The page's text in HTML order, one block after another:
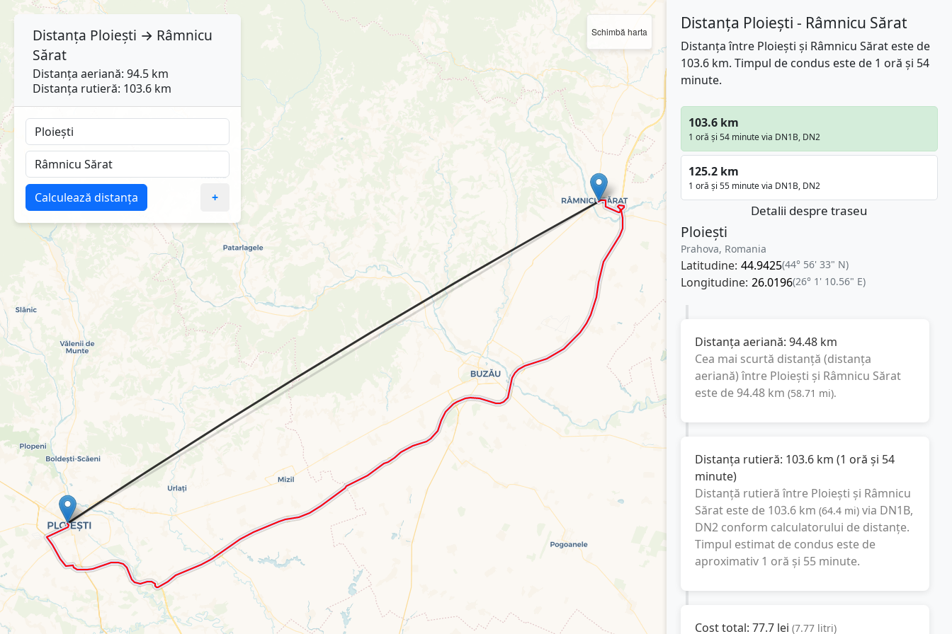
Schimbă harta Distanța Ploiești - Râmnicu Sărat
Distanța între Ploiești și Râmnicu Sărat este de
103.6 km. Timpul de condus este de 1 oră și 54
minute.
103.6 km
1 oră și 54 minute via DN1B, DN2
125.2 km
1 oră și 55 minute via DN1B, DN2
Detalii despre traseu
Ploiești
Prahova, Romania
Latitudine: 44.9425(44° 56' 33" N)
Longitudine: 26.0196(26° 1' 10.56" E)
Distanța aeriană: 94.48 km
Cea mai scurtă distanță (distanța
aeriană) între Ploiești și Râmnicu Sărat
este de 94.48 km (58.71 mi).
Distanța rutieră: 103.6 km (1 oră și 54
minute)
Distanță rutieră între Ploiești și Râmnicu
Sărateste de 103.6 km (64.4 mi) via DN1B,
DN2conform calculatorului de distanțe.
Timpul estimat de condus este de
aproximativ 1 oră și 55 minute.
Cost total: 77.7 lei (7.77 litri)
Distanța Ploiești → Râmnicu
Sărat
Distanța aeriană: 94.5 km
Distanța rutieră: 103.6 km
Calculează distanța +